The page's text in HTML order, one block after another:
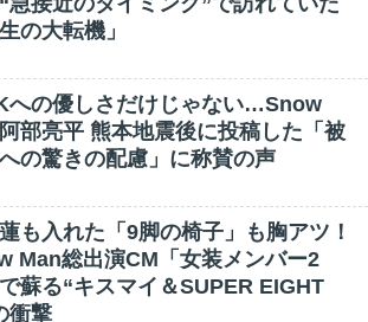
生の大転機」
への優しさだけじゃない…Snow
部亮平 熊本地震後に投稿した「被
の驚きの配慮」に称賛の声
も入れた「9脚の椅子」も胸アツ！
Man総出演CM「女装メンバー2
蘇る“キスマイ＆SUPER EIGHT
衝撃